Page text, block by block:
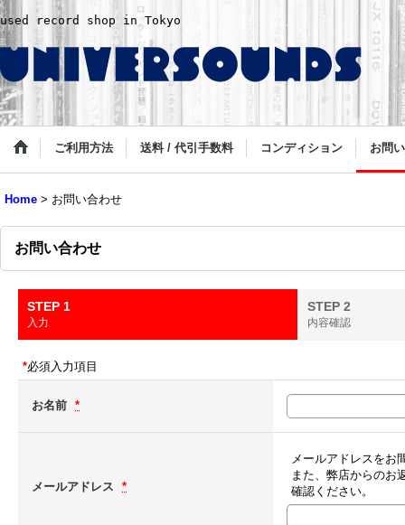
used record shop in Tokyo
ご利用方法 送料 / 代引手数料 コンディション お問
Home > お問い合わせ
お問い合わせ
STEP 1
入力
STEP 2
内容確認
*必須入力項目
お名前 *
メールアドレス *
メールアドレスをお
また、弊店からのお
確認ください。